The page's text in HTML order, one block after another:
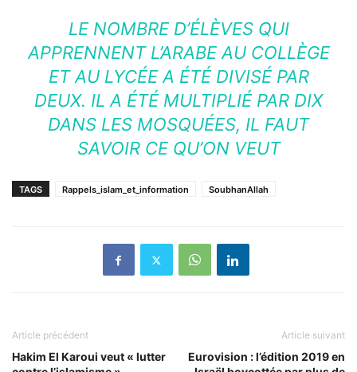
LE NOMBRE D’ÉLÈVES QUI
APPRENNENT L’ARABE AU COLLÈGE
ET AU LYCÉE A ÉTÉ DIVISÉ PAR
DEUX. IL A ÉTÉ MULTIPLIÉ PAR DIX
DANS LES MOSQUÉES, IL FAUT
SAVOIR CE QU’ON VEUT
TAGS Rappels_islam_et_information SoubhanAllah
Article précédent
Hakim El Karoui veut « lutter
Article suivant
Eurovision : l’édition 2019 en